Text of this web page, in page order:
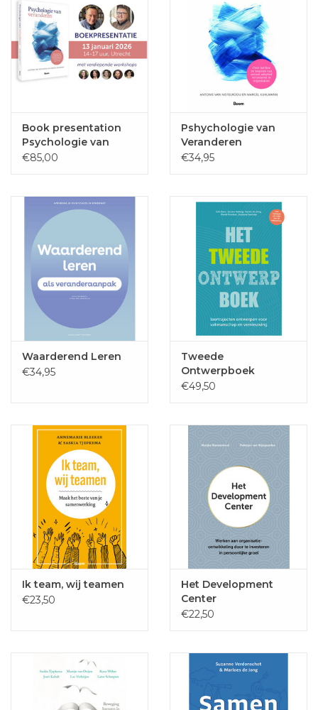
Book presentation
Psychologie van
Veranderen
€85,00
Pshychologie van
Veranderen
€34,95
Waarderend Leren
€34,95
Tweede
Ontwerpboek
€49,50
Ik team, wij teamen
€23,50
Het Development
Center
€22,50